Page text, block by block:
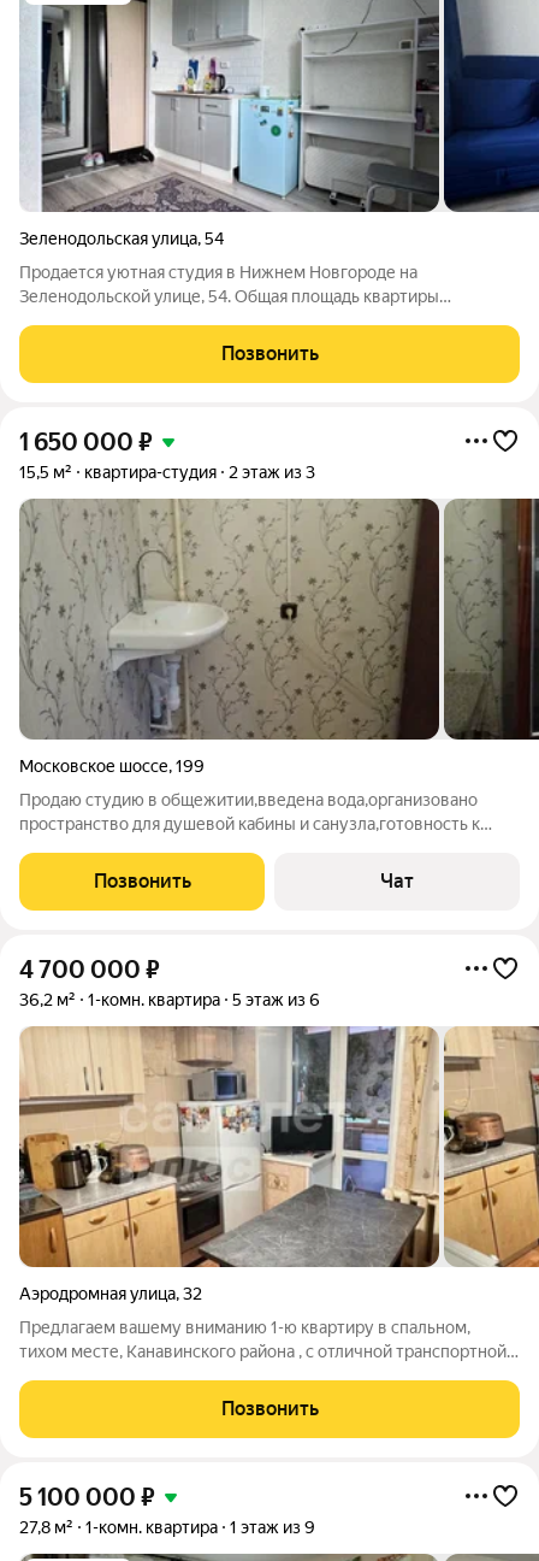
Зеленодольская улица,54
Продается уютная студия в Нижнем Новгороде на
Зеленодольской улице, 54. Общая площадь квартиры
располагается на 5 этаже 9-этажного кирпичного дома,
построенного в 1984 году. До метро
Позвонить
1 650 000 ₽
15,5 м² квартира-студия 2 этаж из 3
Московское шоссе,199
Продаю студию в общежитии,введена вода,организовано
пространство для душевой кабины и санузла,готовность к
продажа,документы готовы,агент есть,студия приносит
прибыль , 12000 по аренде,готов арендатор
Позвонить Чат
4 700 000 ₽
36,2 м² 1-комн. квартира 5 этаж из 6
Аэродромная улица,32
Предлагаем вашему вниманию 1-ю квартиру в спальном,
тихом месте, Канавинского района , с отличной транспортной
разместить спальное место, кухня 8 кв.м, с застекленным
балконом плита и духовка -
Позвонить
5 100 000 ₽
27,8 м² 1-комн. квартира 1 этаж из 9